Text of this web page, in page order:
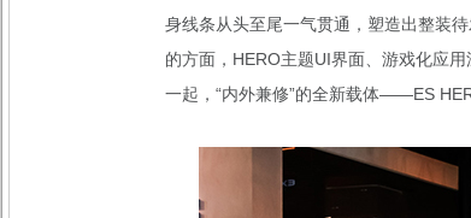
身线条从头至尾一气贯通，塑造出整装
的方面，HERO主题UI界面、游戏化应
一起，“内外兼修”的全新载体——ES